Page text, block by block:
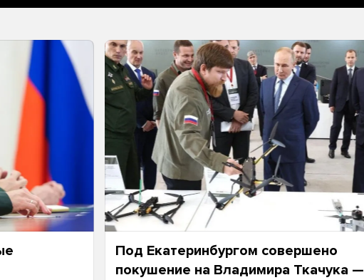
Под Екатеринбургом совершено
покушение на Владимира Ткачука —